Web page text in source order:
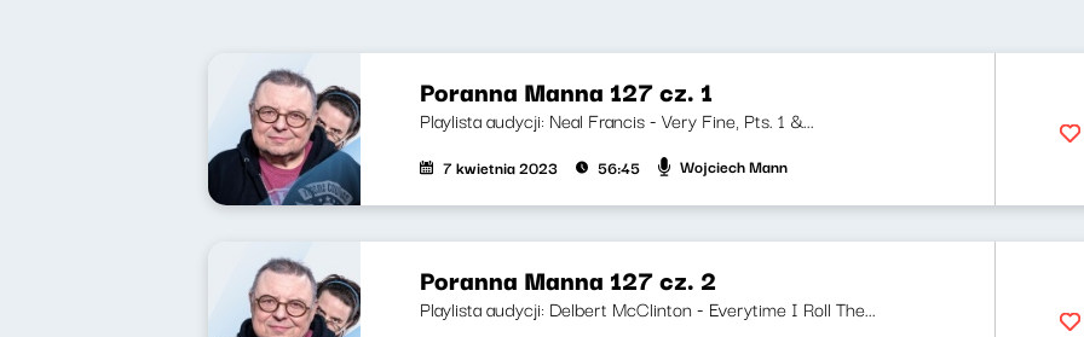
Poranna Manna 127 cz. 1
Playlista audycji: Neal Francis - Very Fine, Pts. 1 &...
7 kwietnia 2023 56:45 Wojciech Mann
Poranna Manna 127 cz. 2
Playlista audycji: Delbert McClinton - Everytime I Roll The...